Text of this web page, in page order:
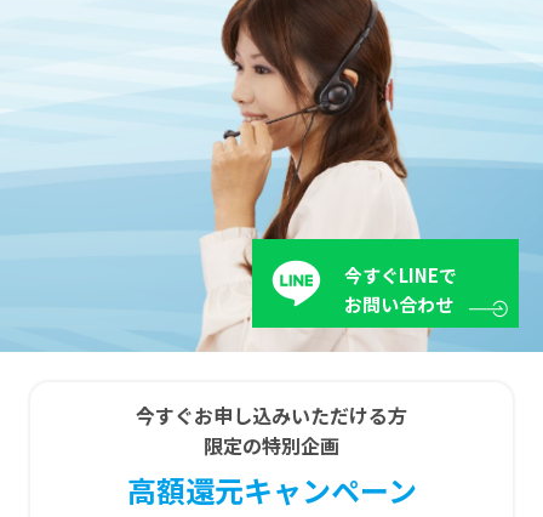
今すぐLINEで
お問い合わせ
今すぐお申し込みいただける方
限定の特別企画
高額還元キャンペーン